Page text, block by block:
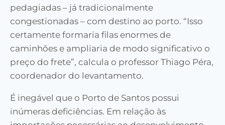
pedagiadas – já tradicionalmente
congestionadas – com destino ao porto. “Isso
certamente formaria filas enormes de
caminhões e ampliaria de modo significativo o
preço do frete”, calcula o professor Thiago Péra,
coordenador do levantamento.
É inegável que o Porto de Santos possui
inúmeras deficiências. Em relação às